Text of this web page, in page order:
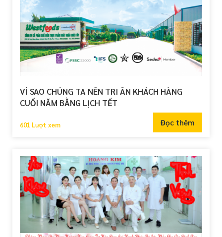
VÌ SAO CHÚNG TA NÊN TRI ÂN KHÁCH HÀNG
CUỐI NĂM BẰNG LỊCH TẾT
601 Lượt xem Đọc thêm